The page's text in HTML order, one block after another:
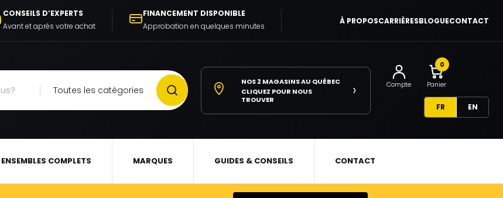
CONSEILS D’EXPERTS
Avant et après votre achat
FINANCEMENT DISPONIBLE
Approbation en quelques minutes
À PROPOSCARRIÈRESBLOGUECONTACT
Toutes les catégories
NOS 2 MAGASINS AU QUÉBEC
CLIQUEZ POUR NOUS
TROUVER
› Compte
0
Panier
FR EN
ENSEMBLES COMPLETS MARQUES GUIDES & CONSEILS CONTACT